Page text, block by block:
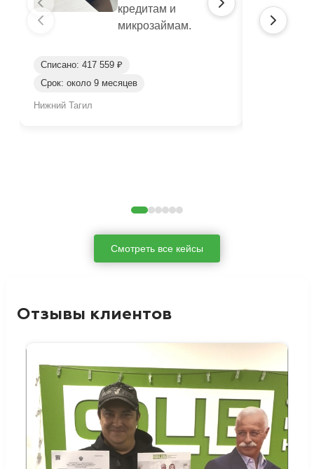
кредитам и
микрозаймам.
Списано: 417 559 ₽
Срок: около 9 месяцев
Нижний Тагил
Смотреть все кейсы
Отзывы клиентов